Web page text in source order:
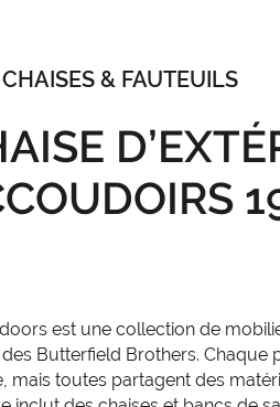
CHAISES & FAUTEUILS
est une collection de
des Butterfield Brothers. Chaque
mais toutes partagent des